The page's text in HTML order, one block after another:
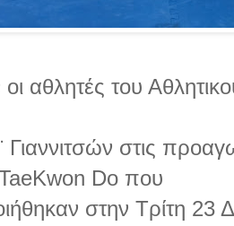
οι αθλητές του
στις
Do που
στην Τρίτη 23